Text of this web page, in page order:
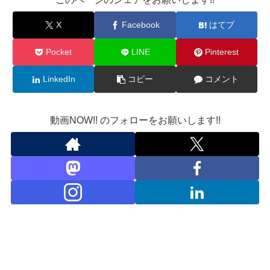
X Facebook はてブ
Pocket LINE Pinterest
LinkedIn コピー コメント
動画NOW!! のフォローをお願いします!!